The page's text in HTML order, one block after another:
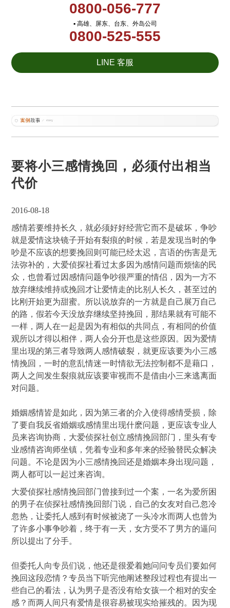
0800-056-777
▪ 高雄、屏东、台东、外岛公司
0800-525-555
LINE 客服
要将小三感情挽回，必须付出相当
代价
2016-08-18
感情若要维持长久，就必须好好经营它而不是破坏，争吵
就是爱情这块镜子开始有裂痕的时候，若是发现当时的争
吵是不应该的想要挽回则可能已经太迟，言语的伤害是无
法弥补的，大爱侦探社看过太多因为感情问题而烦恼的民
众，也曾看过因感情问题争吵很严重的情侣，因为一方不
放弃继续维持或挽回才让爱情走的比别人长久，甚至过的
比刚开始更为甜蜜。所以说放弃的一方就是自己展万自己
的路，假若今天没放弃继续坚持挽回，那结果就有可能不
一样，两人在一起是因为有相似的共同点，有相同的价值
观所以才得以相伴，两人会分开也是这些原因。因为爱情
里出现的第三者导致两人感情破裂，就更应该要为小三感
情挽回，一时的意乱情迷一时情欲无法控制都不是藉口，
两人之间发生裂痕就应该要审视而不是借由小三来逃离面
对问题。
婚姻感情皆是如此，因为第三者的介入使得感情受损，除
了要自我反省婚姻或感情里出现什麽问题，更应该专业人
员来咨询协商，大爱侦探社创立感情挽回部门，里头有专
业感情咨询师坐镇，凭着专业和多年来的经验替民众解决
问题。不论是因为小三感情挽回还是婚姻本身出现问题，
两人都可以一起过来咨询。
大爱侦探社感情挽回部门曾接到过一个案，一名为爱所困
的男子在侦探社感情挽回部门说，自己的女友对自己忽冷
忽热，让委托人感到有时候被浇了一头冷水而两人也曾为
了许多小事争吵着，终于有一天，女方受不了男方的逼问
所以提出了分手。
但委托人向专员们说，他还是很爱着她问问专员们要如何
挽回这段恋情？专员当下听完他阐述整段过程也有提出一
些自己的看法，认为男子是否没有给女孩一个相对的安全
感？而两人间只有爱情是很容易被现实给摧残的。因为现